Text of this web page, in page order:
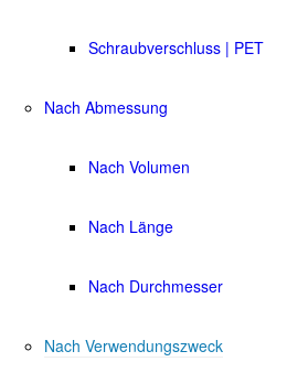
Schraubverschluss | PET
Nach Abmessung
Nach Volumen
Nach Länge
Nach Durchmesser
Nach Verwendungszweck